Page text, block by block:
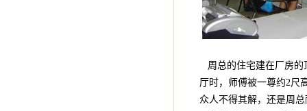
周总的住宅建在厂房的
厅时，师傅被一尊约2尺
众人不得其解，还是周